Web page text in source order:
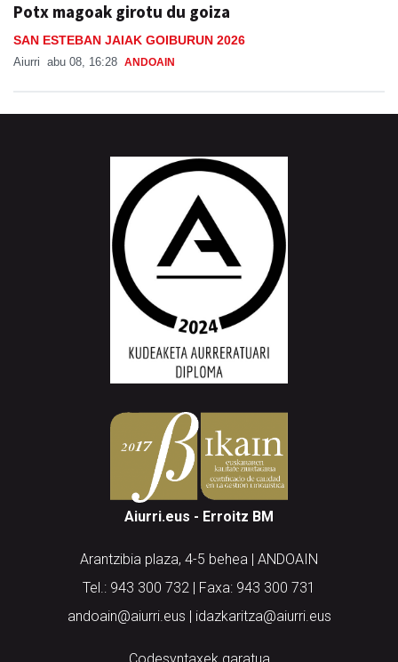
Potx magoak girotu du goiza
SAN ESTEBAN JAIAK GOIBURUN 2026
Aiurri abu 08, 16:28 ANDOAIN
Aiurri.eus - Erroitz BM
Arantzibia plaza, 4-5 behea | ANDOAIN
Tel.: 943 300 732 | Faxa: 943 300 731
andoain@aiurri.eus | idazkaritza@aiurri.eus